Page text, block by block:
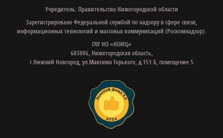
Учредитель: Правительство Нижегородской области
Зарегистрировано Федеральной службой по надзору в сфере связи,
информационных технологий и массовых коммуникаций (Роскомнадзор).
ГАУ НО «НОИЦ»
603006, Нижегородская область,
г.Нижний Новгород, ул.Максима Горького, д.151 Б, помещение 5